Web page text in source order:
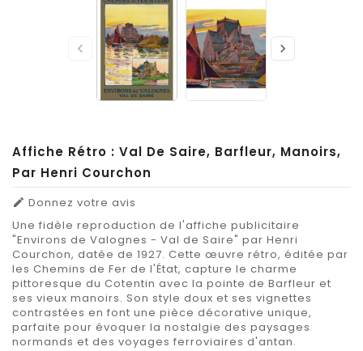
 
Affiche Rétro : Val De Saire, Barfleur, Manoirs,
Par Henri Courchon
 Donnez votre avis
Une fidèle reproduction de l'affiche publicitaire
"Environs de Valognes - Val de Saire" par Henri
Courchon, datée de 1927. Cette œuvre rétro, éditée par
les Chemins de Fer de l'État, capture le charme
pittoresque du Cotentin avec la pointe de Barfleur et
ses vieux manoirs. Son style doux et ses vignettes
contrastées en font une pièce décorative unique,
parfaite pour évoquer la nostalgie des paysages
normands et des voyages ferroviaires d'antan.